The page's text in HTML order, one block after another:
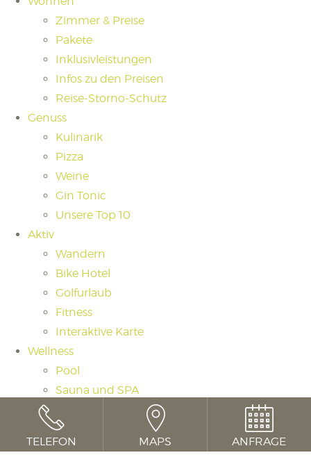
TELEFON MAPS ANFRAGE
Zimmer & Preise
Pakete
Inklusivleistungen
Infos zu den Preisen
Reise-Storno-Schutz
Genuss
Kulinarik
Pizza
Weine
Gin Tonic
Unsere Top 10
Aktiv
Wandern
Bike Hotel
Golfurlaub
Fitness
Interaktive Karte
Wellness
Pool
Sauna und SPA
Massagen und Beauty
Day Spa